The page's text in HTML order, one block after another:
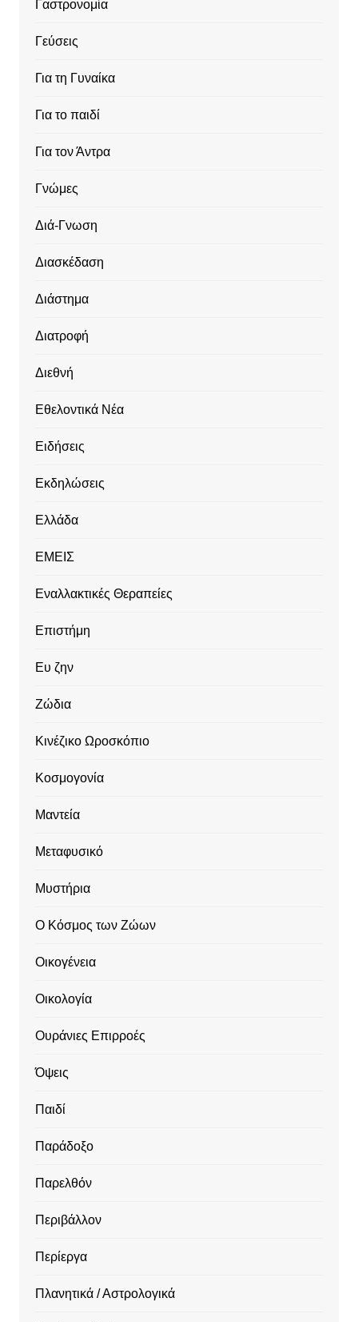
Γαστρονομία
Γεύσεις
Για τη Γυναίκα
Για το παιδί
Για τον Άντρα
Γνώμες
Διά-Γνωση
Διασκέδαση
Διάστημα
Διατροφή
Διεθνή
Εθελοντικά Νέα
Ειδήσεις
Εκδηλώσεις
Ελλάδα
ΕΜΕΙΣ
Εναλλακτικές Θεραπείες
Επιστήμη
Ευ ζην
Ζώδια
Κινέζικο Ωροσκόπιο
Κοσμογονία
Μαντεία
Μεταφυσικό
Μυστήρια
Ο Κόσμος των Ζώων
Οικογένεια
Οικολογία
Ουράνιες Επιρροές
Όψεις
Παιδί
Παράδοξο
Παρελθόν
Περιβάλλον
Περίεργα
Πλανητικά / Αστρολογικά